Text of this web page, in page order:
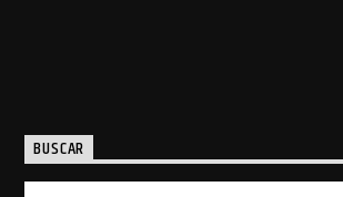
BUSCAR